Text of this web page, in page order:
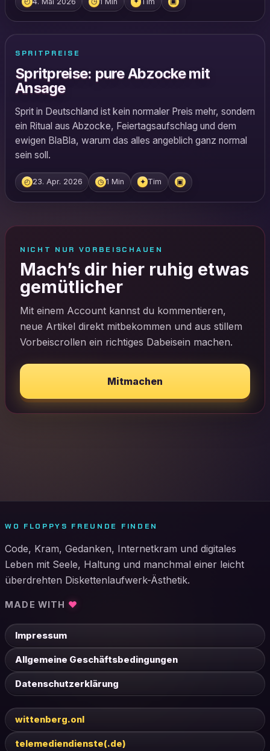
SPRITPREISE
Spritpreise: pure Abzocke mit
Ansage
Sprit in Deutschland ist kein normaler Preis mehr, sondern
ein Ritual aus Abzocke, Feiertagsaufschlag und dem
ewigen BlaBla, warum das alles angeblich ganz normal
sein soll.
◴ 23. Apr. 2026 ◷ 1 Min ✦ Tim ▣
NICHT NUR VORBEISCHAUEN
Mach’s dir hier ruhig etwas
gemütlicher
Mit einem Account kannst du kommentieren,
neue Artikel direkt mitbekommen und aus stillem
Vorbeiscrollen ein richtiges Dabeisein machen.
Mitmachen
WO FLOPPYS FREUNDE FINDEN
Code, Kram, Gedanken, Internetkram und digitales
Leben mit Seele, Haltung und manchmal einer leicht
überdrehten Diskettenlaufwerk-Ästhetik.
MADE WITH ♥
Impressum
Allgemeine Geschäftsbedingungen
Datenschutzerklärung
wittenberg.onl
telemediendienste(.de)